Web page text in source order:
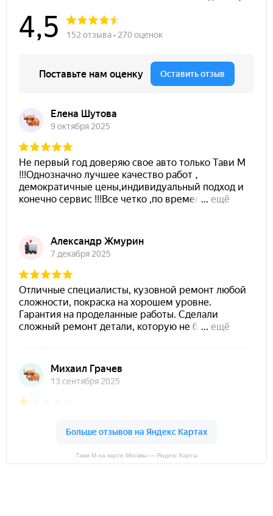
Тави М на карте Москвы — Яндекс Карты